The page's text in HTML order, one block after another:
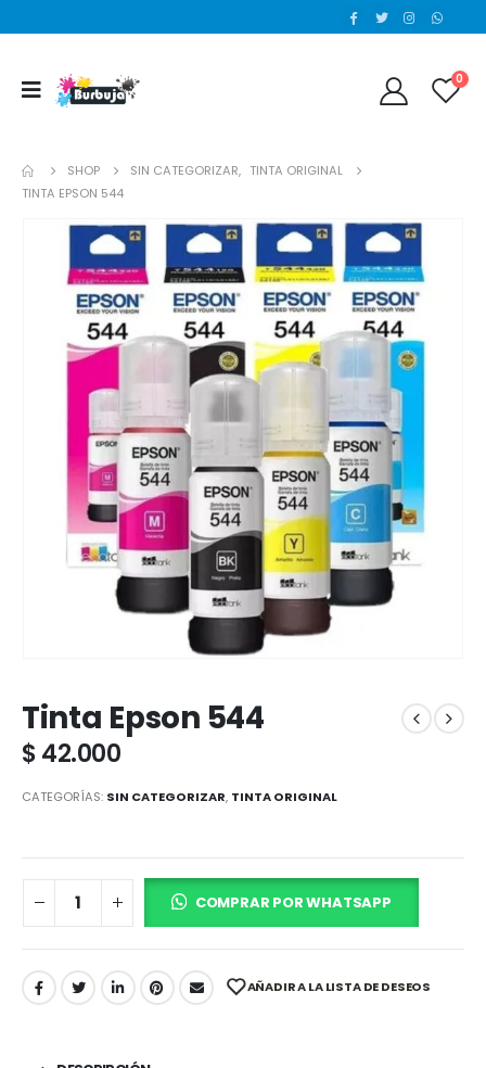
0
SHOP SIN CATEGORIZAR, TINTA ORIGINAL
TINTA EPSON 544
Tinta Epson 544
$42.000
CATEGORÍAS: SIN CATEGORIZAR, TINTA ORIGINAL
COMPRAR POR WHATSAPP
AÑADIR A LA LISTA DE DESEOS